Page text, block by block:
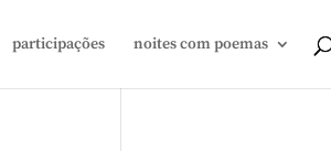
participações noites com poemas